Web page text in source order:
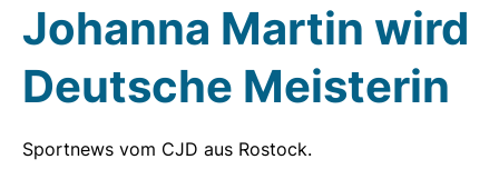
Johanna Martin wird
Deutsche Meisterin
Sportnews vom CJD aus Rostock.